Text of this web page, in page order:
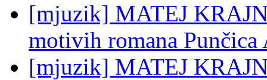
[mjuzik] MATEJ
motivih romana Punčica
[mjuzik] MATEJ